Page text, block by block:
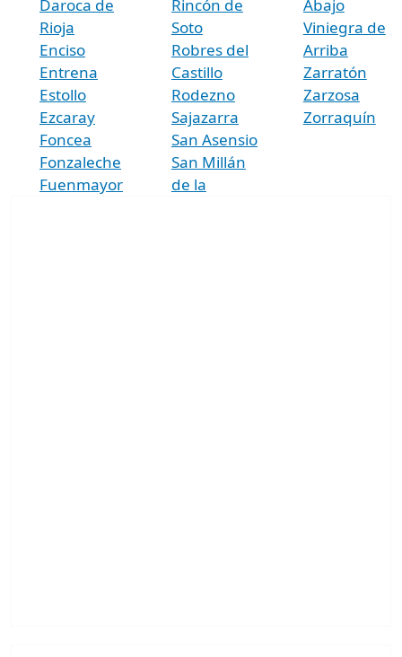
Daroca de
Rioja
Enciso
Entrena
Estollo
Ezcaray
Foncea
Fonzaleche
Fuenmayor
Rincón de
Soto
Robres del
Castillo
Rodezno
Sajazarra
San Asensio
San Millán
de la
Abajo
Viniegra de
Arriba
Zarratón
Zarzosa
Zorraquín